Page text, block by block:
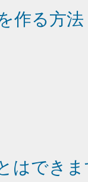
作る方法
はでき